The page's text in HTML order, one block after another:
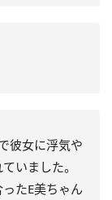
彼女に浮気や
いました。
たE美ちゃん